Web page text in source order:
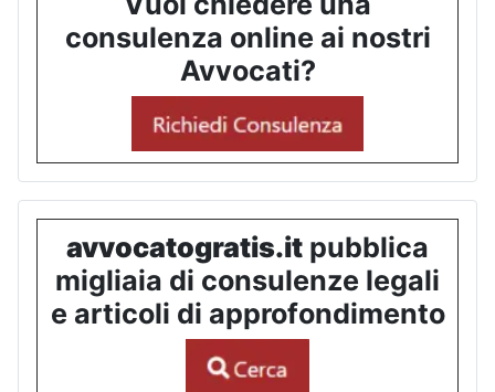
consulenza online ai nostri
Avvocati?
avvocatogratis.it pubblica
migliaia di consulenze legali
e articoli di approfondimento